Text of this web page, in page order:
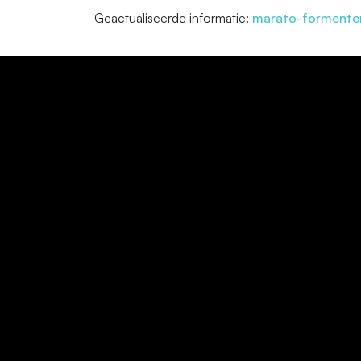
Geactualiseerde informatie: marato-